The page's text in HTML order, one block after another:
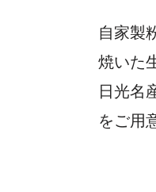
自家製
焼いた
日光名
をご用